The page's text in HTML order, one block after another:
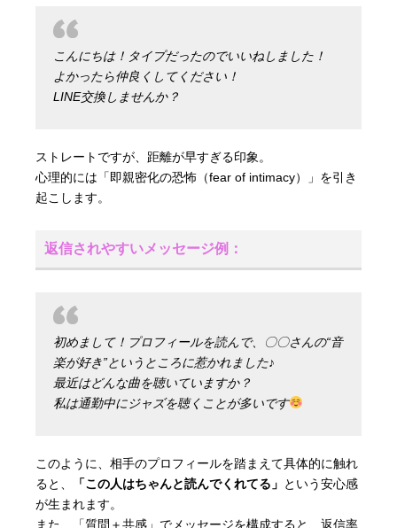
こんにちは！タイプだったのでいいねしました！
よかったら仲良くしてください！
LINE交換しませんか？
ストレートですが、距離が早すぎる印象。
心理的には「即親密化の恐怖（fear of intimacy）」を引き
起こします。
返信されやすいメッセージ例：
初めまして！プロフィールを読んで、〇〇さんの“音
楽が好き”というところに惹かれました♪
最近はどんな曲を聴いていますか？
私は通勤中にジャズを聴くことが多いです
このように、相手のプロフィールを踏まえて具体的に触れ
ると、
「この人はちゃんと読んでくれてる」 という安心感
が生まれます。
また、「質問＋共感」でメッセージを構成すると、返信率